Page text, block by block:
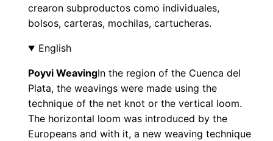
crearon subproductos como individuales,
bolsos, carteras, mochilas, cartucheras.
English
Poyvi WeavingIn the region of the Cuenca del
Plata, the weavings were made using the
technique of the net knot or the vertical loom.
The horizontal loom was introduced by the
Europeans and with it, a new weaving technique